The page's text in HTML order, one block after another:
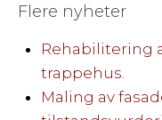
Flere nyheter
Rehabilitering
trappehus.
Maling av